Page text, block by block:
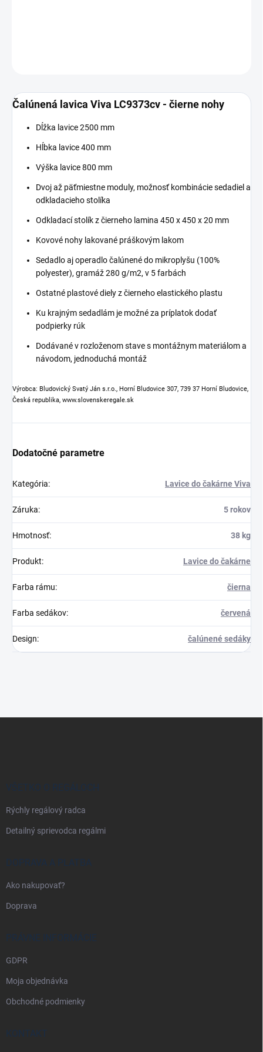
Čalúnená lavica Viva LC9373cv - čierne nohy
Dĺžka lavice 2500 mm
Hĺbka lavice 400 mm
Výška lavice 800 mm
Dvoj až päťmiestne moduly, možnosť kombinácie sedadiel a
odkladacieho stolíka
Odkladací stolík z čierneho lamina 450 x 450 x 20 mm
Kovové nohy lakované práškovým lakom
Sedadlo aj operadlo čalúnené do mikroplyšu (100%
polyester), gramáž 280 g/m2, v 5 farbách
Ostatné plastové diely z čierneho elastického plastu
Ku krajným sedadlám je možné za príplatok dodať
podpierky rúk
Dodávané v rozloženom stave s montážnym materiálom a
návodom, jednoduchá montáž
Výrobca: Bludovický Svatý Ján s.r.o., Horní Bludovice 307, 739 37 Horní Bludovice,
Česká republika, www.slovenskeregale.sk
Dodatočné parametre
Kategória: Lavice do čakárne Viva
Záruka: 5 rokov
Hmotnosť: 38 kg
Produkt: Lavice do čakárne
Farba rámu: čierna
Farba sedákov: červená
Design: čalúnené sedáky
VŠETKO O REGÁLOCH
Rýchly regálový radca
Detailný sprievodca regálmi
DOPRAVA A PLATBA
Ako nakupovať?
Doprava
PRÁVNE INFORMÁCIE
GDPR
Moja objednávka
Obchodné podmienky
KONTAKT